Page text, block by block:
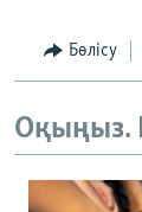
Бөлісу
Оқыңыз.